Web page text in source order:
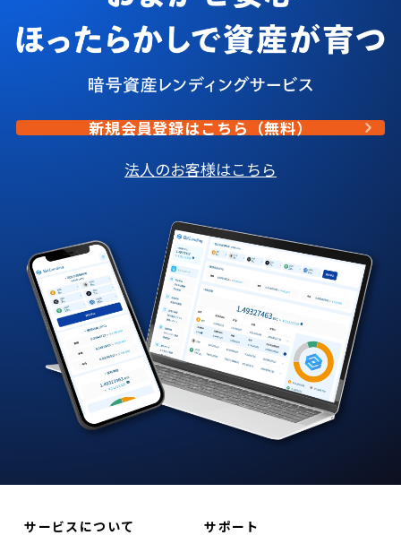
新規会員登録はこちら（無料）
法人のお客様はこちら
サービスについて サポート